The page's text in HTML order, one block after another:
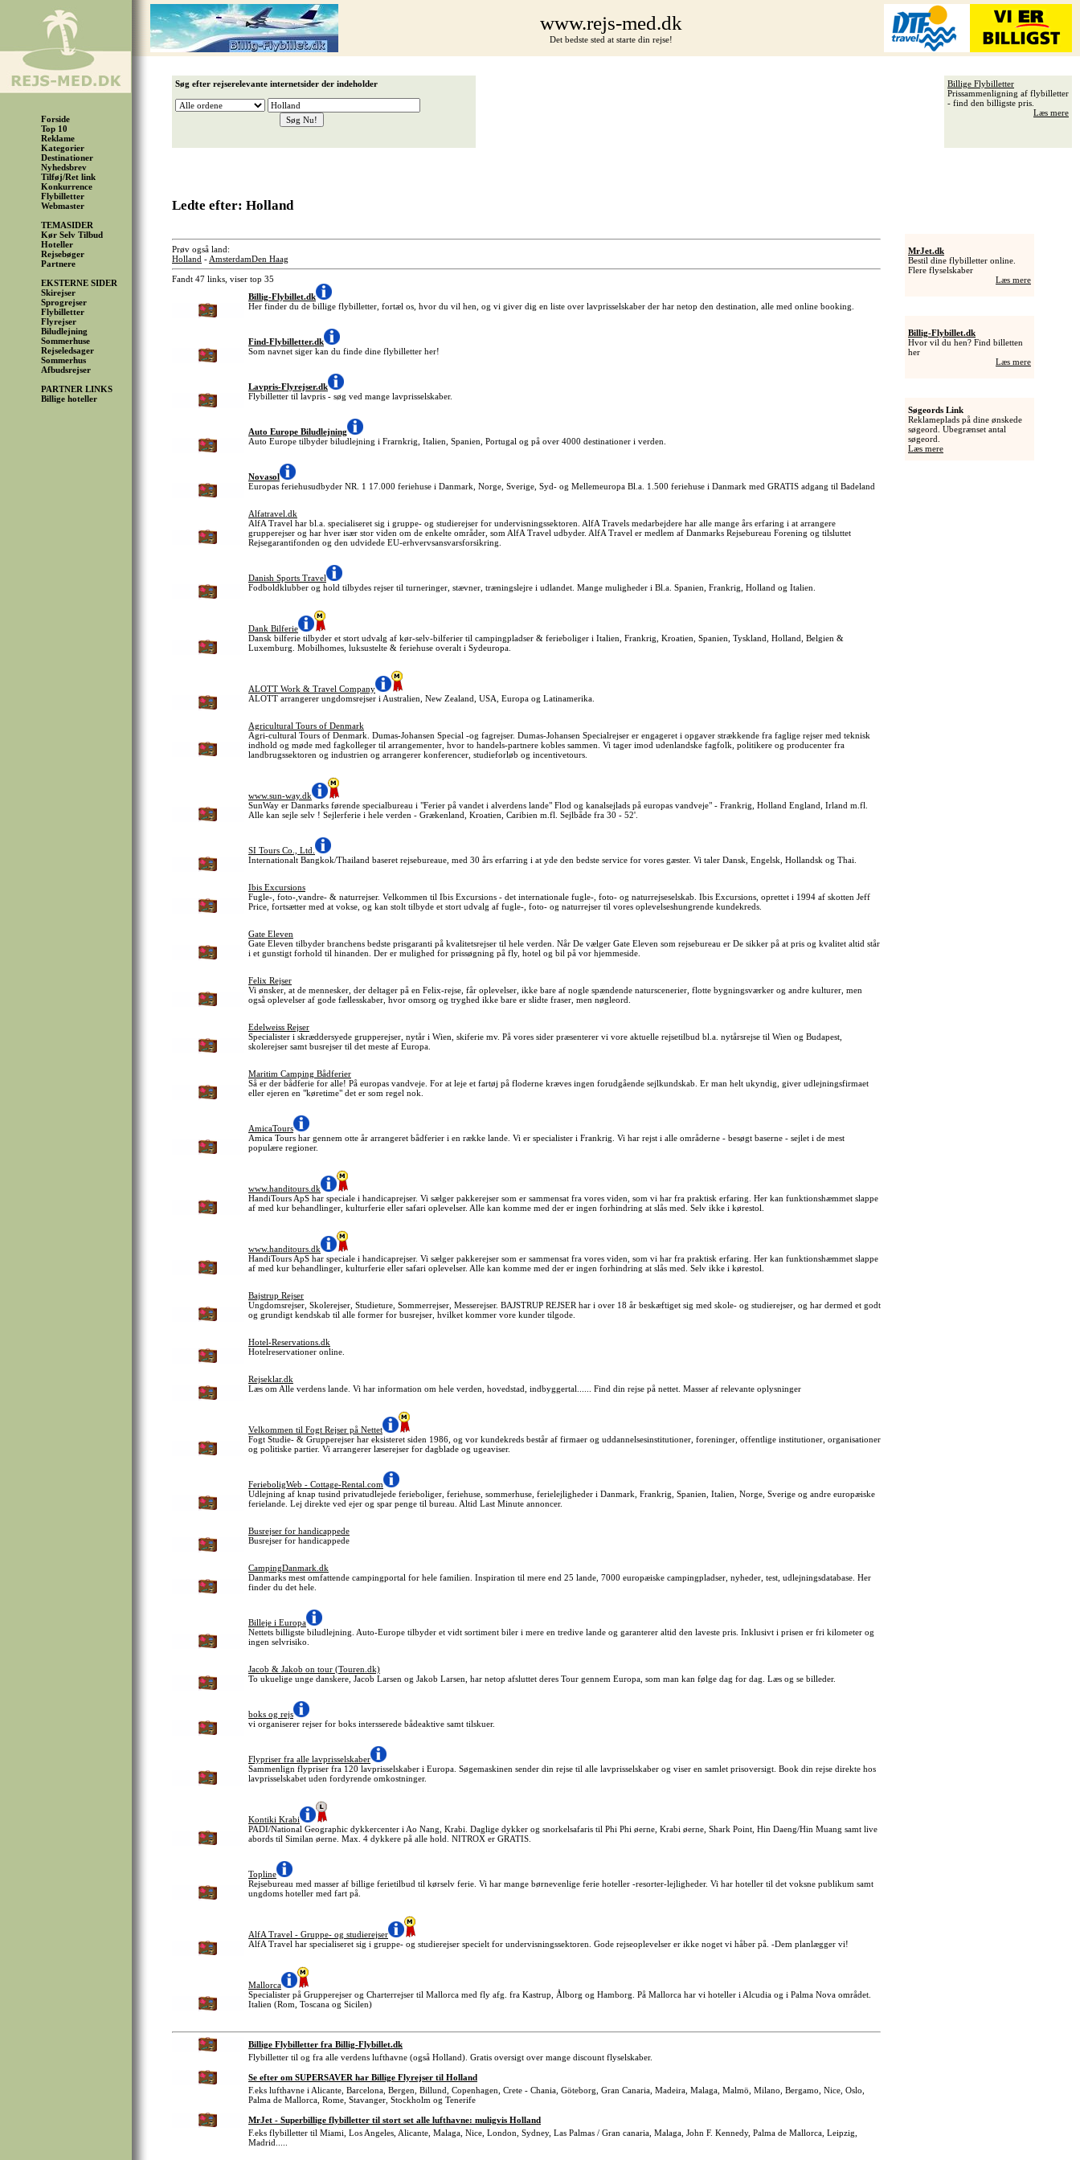
Forside
Top 10
Reklame
Kategorier
Destinationer
Nyhedsbrev
Tilføj/Ret link
Konkurrence
Flybilletter
Webmaster
TEMASIDER
Kør Selv Tilbud
Hoteller
Rejsebøger
Partnere
EKSTERNE SIDER
Skirejser
Sprogrejser
Flybilletter
Flyrejser
Biludlejning
Sommerhuse
Rejseledsager
Sommerhus
Afbudsrejser
PARTNER LINKS
Billige hoteller
www.rejs-med.dk
Det bedste sted at starte din rejse!
Søg efter rejserelevante internetsider der indeholder
Billige Flybilletter
Prissammenligning af flybilletter
- find den billigste pris.
Læs mere
Ledte efter: Holland
Prøv også land:
Holland - AmsterdamDen Haag
Fandt 47 links, viser top 35
Billig-Flybillet.dk
Her finder du de billige flybilletter, fortæl os, hvor du vil hen, og vi giver dig en liste over lavprisselskaber der har netop den destination, alle med online booking.
Find-Flybilletter.dk
Som navnet siger kan du finde dine flybilletter her!
Lavpris-Flyrejser.dk
Flybilletter til lavpris - søg ved mange lavprisselskaber.
Auto Europe Biludlejning
Auto Europe tilbyder biludlejning i Frarnkrig, Italien, Spanien, Portugal og på over 4000 destinationer i verden.
Novasol
Europas feriehusudbyder NR. 1 17.000 feriehuse i Danmark, Norge, Sverige, Syd- og Mellemeuropa Bl.a. 1.500 feriehuse i Danmark med GRATIS adgang til Badeland
Alfatravel.dk
AlfA Travel har bl.a. specialiseret sig i gruppe- og studierejser for undervisningssektoren. AlfA Travels medarbejdere har alle mange års erfaring i at arrangere
grupperejser og har hver især stor viden om de enkelte områder, som AlfA Travel udbyder. AlfA Travel er medlem af Danmarks Rejsebureau Forening og tilsluttet
Rejsegarantifonden og den udvidede EU-erhvervsansvarsforsikring.
Danish Sports Travel
Fodboldklubber og hold tilbydes rejser til turneringer, stævner, træningslejre i udlandet. Mange muligheder i Bl.a. Spanien, Frankrig, Holland og Italien.
Dank Bilferie
Dansk bilferie tilbyder et stort udvalg af kør-selv-bilferier til campingpladser & ferieboliger i Italien, Frankrig, Kroatien, Spanien, Tyskland, Holland, Belgien &
Luxemburg. Mobilhomes, luksustelte & feriehuse overalt i Sydeuropa.
ALOTT Work & Travel Company
ALOTT arrangerer ungdomsrejser i Australien, New Zealand, USA, Europa og Latinamerika.
Agricultural Tours of Denmark
Agri-cultural Tours of Denmark. Dumas-Johansen Special -og fagrejser. Dumas-Johansen Specialrejser er engageret i opgaver strækkende fra faglige rejser med teknisk
indhold og møde med fagkolleger til arrangementer, hvor to handels-partnere kobles sammen. Vi tager imod udenlandske fagfolk, politikere og producenter fra
landbrugssektoren og industrien og arrangerer konferencer, studieforløb og incentivetours.
www.sun-way.dk
SunWay er Danmarks førende specialbureau i "Ferier på vandet i alverdens lande" Flod og kanalsejlads på europas vandveje" - Frankrig, Holland England, Irland m.fl.
Alle kan sejle selv ! Sejlerferie i hele verden - Grækenland, Kroatien, Caribien m.fl. Sejlbåde fra 30 - 52'.
SI Tours Co., Ltd.
Internationalt Bangkok/Thailand baseret rejsebureaue, med 30 års erfarring i at yde den bedste service for vores gæster. Vi taler Dansk, Engelsk, Hollandsk og Thai.
Ibis Excursions
Fugle-, foto-,vandre- & naturrejser. Velkommen til Ibis Excursions - det internationale fugle-, foto- og naturrejseselskab. Ibis Excursions, oprettet i 1994 af skotten Jeff
Price, fortsætter med at vokse, og kan stolt tilbyde et stort udvalg af fugle-, foto- og naturrejser til vores oplevelseshungrende kundekreds.
Gate Eleven
Gate Eleven tilbyder branchens bedste prisgaranti på kvalitetsrejser til hele verden. Når De vælger Gate Eleven som rejsebureau er De sikker på at pris og kvalitet altid står
i et gunstigt forhold til hinanden. Der er mulighed for prissøgning på fly, hotel og bil på vor hjemmeside.
Felix Rejser
Vi ønsker, at de mennesker, der deltager på en Felix-rejse, får oplevelser, ikke bare af nogle spændende naturscenerier, flotte bygningsværker og andre kulturer, men
også oplevelser af gode fællesskaber, hvor omsorg og tryghed ikke bare er slidte fraser, men nøgleord.
Edelweiss Rejser
Specialister i skræddersyede grupperejser, nytår i Wien, skiferie mv. På vores sider præsenterer vi vore aktuelle rejsetilbud bl.a. nytårsrejse til Wien og Budapest,
skolerejser samt busrejser til det meste af Europa.
Maritim Camping Bådferier
Så er der bådferie for alle! På europas vandveje. For at leje et fartøj på floderne kræves ingen forudgående sejlkundskab. Er man helt ukyndig, giver udlejningsfirmaet
eller ejeren en "køretime" det er som regel nok.
AmicaTours
Amica Tours har gennem otte år arrangeret bådferier i en række lande. Vi er specialister i Frankrig. Vi har rejst i alle områderne - besøgt baserne - sejlet i de mest
populære regioner.
www.handitours.dk
HandiTours ApS har speciale i handicaprejser. Vi sælger pakkerejser som er sammensat fra vores viden, som vi har fra praktisk erfaring. Her kan funktionshæmmet slappe
af med kur behandlinger, kulturferie eller safari oplevelser. Alle kan komme med der er ingen forhindring at slås med. Selv ikke i kørestol.
www.handitours.dk
HandiTours ApS har speciale i handicaprejser. Vi sælger pakkerejser som er sammensat fra vores viden, som vi har fra praktisk erfaring. Her kan funktionshæmmet slappe
af med kur behandlinger, kulturferie eller safari oplevelser. Alle kan komme med der er ingen forhindring at slås med. Selv ikke i kørestol.
Bajstrup Rejser
Ungdomsrejser, Skolerejser, Studieture, Sommerrejser, Messerejser. BAJSTRUP REJSER har i over 18 år beskæftiget sig med skole- og studierejser, og har dermed et godt
og grundigt kendskab til alle former for busrejser, hvilket kommer vore kunder tilgode.
Hotel-Reservations.dk
Hotelreservationer online.
Rejseklar.dk
Læs om Alle verdens lande. Vi har information om hele verden, hovedstad, indbyggertal...... Find din rejse på nettet. Masser af relevante oplysninger
Velkommen til Fogt Rejser på Nettet
Fogt Studie- & Grupperejser har eksisteret siden 1986, og vor kundekreds består af firmaer og uddannelsesinstitutioner, foreninger, offentlige institutioner, organisationer
og politiske partier. Vi arrangerer læserejser for dagblade og ugeaviser.
FerieboligWeb - Cottage-Rental.com
Udlejning af knap tusind privatudlejede ferieboliger, feriehuse, sommerhuse, ferielejligheder i Danmark, Frankrig, Spanien, Italien, Norge, Sverige og andre europæiske
ferielande. Lej direkte ved ejer og spar penge til bureau. Altid Last Minute annoncer.
Busrejser for handicappede
Busrejser for handicappede
CampingDanmark.dk
Danmarks mest omfattende campingportal for hele familien. Inspiration til mere end 25 lande, 7000 europæiske campingpladser, nyheder, test, udlejningsdatabase. Her
finder du det hele.
Billeje i Europa
Nettets billigste biludlejning. Auto-Europe tilbyder et vidt sortiment biler i mere en tredive lande og garanterer altid den laveste pris. Inklusivt i prisen er fri kilometer og
ingen selvrisiko.
Jacob & Jakob on tour (Touren.dk)
To ukuelige unge danskere, Jacob Larsen og Jakob Larsen, har netop afsluttet deres Tour gennem Europa, som man kan følge dag for dag. Læs og se billeder.
boks og rejs
vi organiserer rejser for boks intersserede bådeaktive samt tilskuer.
Flypriser fra alle lavprisselskaber
Sammenlign flypriser fra 120 lavprisselskaber i Europa. Søgemaskinen sender din rejse til alle lavprisselskaber og viser en samlet prisoversigt. Book din rejse direkte hos
lavprisselskabet uden fordyrende omkostninger.
Kontiki Krabi
PADI/National Geographic dykkercenter i Ao Nang, Krabi. Daglige dykker og snorkelsafaris til Phi Phi øerne, Krabi øerne, Shark Point, Hin Daeng/Hin Muang samt live
abords til Similan øerne. Max. 4 dykkere på alle hold. NITROX er GRATIS.
Topline
Rejsebureau med masser af billige ferietilbud til kørselv ferie. Vi har mange børnevenlige ferie hoteller -resorter-lejligheder. Vi har hoteller til det voksne publikum samt
ungdoms hoteller med fart på.
AlfA Travel - Gruppe- og studierejser
AlfA Travel har specialiseret sig i gruppe- og studierejser specielt for undervisningssektoren. Gode rejseoplevelser er ikke noget vi håber på. -Dem planlægger vi!
Mallorca
Specialister på Grupperejser og Charterrejser til Mallorca med fly afg. fra Kastrup, Ålborg og Hamborg. På Mallorca har vi hoteller i Alcudia og i Palma Nova området.
Italien (Rom, Toscana og Sicilen)
Billige Flybilletter fra Billig-Flybillet.dk
Flybilletter til og fra alle verdens lufthavne (også Holland). Gratis oversigt over mange discount flyselskaber.
Se efter om SUPERSAVER har Billige Flyrejser til Holland
F.eks lufthavne i Alicante, Barcelona, Bergen, Billund, Copenhagen, Crete - Chania, Göteborg, Gran Canaria, Madeira, Malaga, Malmö, Milano, Bergamo, Nice, Oslo,
Palma de Mallorca, Rome, Stavanger, Stockholm og Tenerife
MrJet - Superbillige flybilletter til stort set alle lufthavne: muligvis Holland
F.eks flybilletter til Miami, Los Angeles, Alicante, Malaga, Nice, London, Sydney, Las Palmas / Gran canaria, Malaga, John F. Kennedy, Palma de Mallorca, Leipzig,
Madrid.....
MrJet.dk
Bestil dine flybilletter online.
Flere flyselskaber
Læs mere
Billig-Flybillet.dk
Hvor vil du hen? Find billetten
her
Læs mere
Søgeords Link
Reklameplads på dine ønskede
søgeord. Ubegrænset antal
søgeord.
Læs mere